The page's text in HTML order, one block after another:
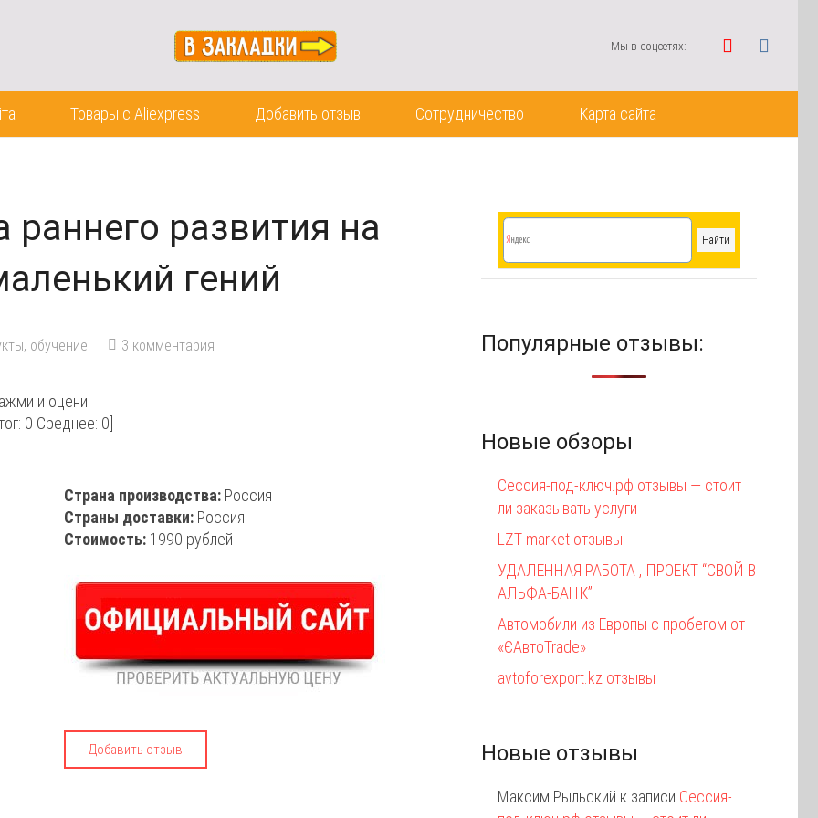
Мы в соцсетях:
Товары с Aliexpress Добавить отзыв Сотрудничество Карта сайта
развития на
гений
обучение 3 комментария
и оцени!
0 Среднее: 0
Страна производства:Россия
Страны доставки:Россия
Стоимость:1990 рублей
Добавить отзыв
Популярные отзывы:
Новые обзоры
Сессия-под-ключ.рф отзывы — стоит
ли заказывать услуги
LZT market отзывы
УДАЛЕННАЯ РАБОТА , ПРОЕКТ “СВОЙ В
АЛЬФА-БАНК”
Автомобили из Европы с пробегом от
«ЄАвтоTrаde»
avtoforexport.kz отзывы
Новые отзывы
Максим Рыльский к записи Сессия-